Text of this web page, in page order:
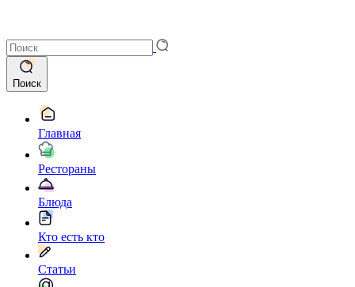
Поиск
Главная
Рестораны
Блюда
Кто есть кто
Статьи